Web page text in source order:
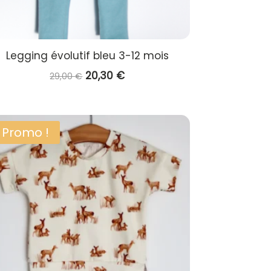
Legging évolutif bleu 3-12 mois
29,00€ Le
était :
29,00 €.
20,30 €Le
20,30 €.
Promo !